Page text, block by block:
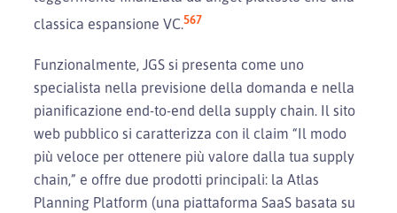
classica espansione VC.567
Funzionalmente, JGS si presenta come uno
specialista nella previsione della domanda e nella
pianificazione end-to-end della supply chain. Il sito
web pubblico si caratterizza con il claim “Il modo
più veloce per ottenere più valore dalla tua supply
chain,” e offre due prodotti principali: la Atlas
Planning Platform (una piattaforma SaaS basata su